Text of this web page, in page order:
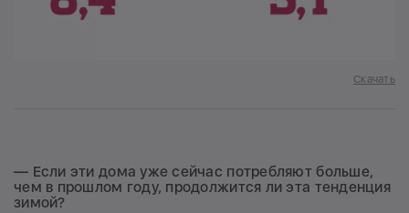
Скачать
— Если эти дома уже сейчас потребляют больше,
чем в прошлом году, продолжится ли эта тенденция
зимой?